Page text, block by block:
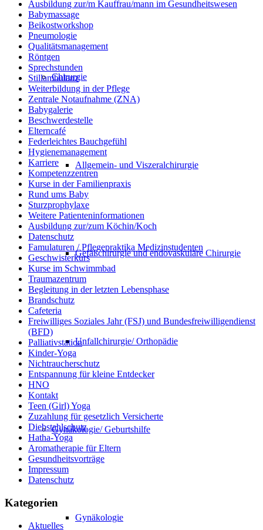
Chirurgie
Allgemein- und Viszeralchirurgie
Gefäßchirurgie und endovaskuläre Chirurgie
Unfallchirurgie/ Orthopädie
Gynäkologie/ Geburtshilfe
Gynäkologie
Ausbildung zur/m Kauffrau/mann im Gesundheitswesen
Babymassage
Beikostworkshop
Pneumologie
Qualitätsmanagement
Röntgen
Sprechstunden
Stillambulanz
Weiterbildung in der Pflege
Zentrale Notaufnahme (ZNA)
Babygalerie
Beschwerdestelle
Elterncafé
Federleichtes Bauchgefühl
Hygienemanagement
Karriere
Kompetenzzentren
Kurse in der Familienpraxis
Rund ums Baby
Sturzprophylaxe
Weitere Patienteninformationen
Ausbildung zur/zum Köchin/Koch
Datenschutz
Famulaturen / Pflegepraktika Medizinstudenten
Geschwisterkurs
Kurse im Schwimmbad
Traumazentrum
Begleitung in der letzten Lebensphase
Brandschutz
Cafeteria
Freiwilliges Soziales Jahr (FSJ) und Bundesfreiwilligendienst
(BFD)
Palliativstation
Kinder-Yoga
Nichtraucherschutz
Entspannung für kleine Entdecker
HNO
Kontakt
Teen (Girl) Yoga
Zuzahlung für gesetzlich Versicherte
Diebstahlschutz
Hatha-Yoga
Aromatherapie für Eltern
Gesundheitsvorträge
Impressum
Datenschutz
Kategorien
Aktuelles